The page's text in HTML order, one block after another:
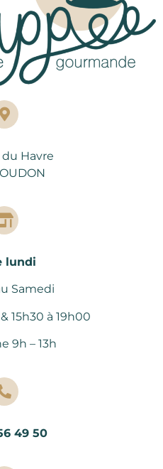
du Havre
lundi
Samedi
15h30 à 19h00
9h – 13h
49 50